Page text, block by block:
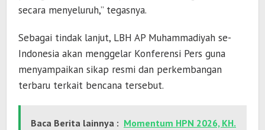
secara menyeluruh,” tegasnya.
Sebagai tindak lanjut, LBH AP Muhammadiyah se-
Indonesia akan menggelar Konferensi Pers guna
menyampaikan sikap resmi dan perkembangan
terbaru terkait bencana tersebut.
Baca Berita lainnya : Momentum HPN 2026, KH.